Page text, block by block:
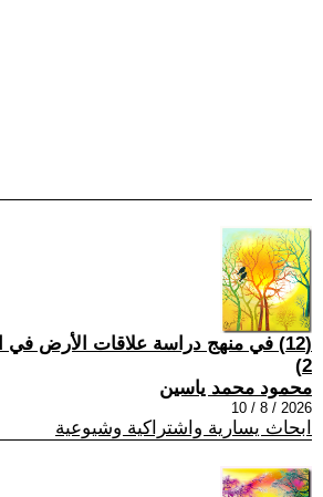
2)
محمود محمد ياسين
2026 / 8 / 10
ابحاث يسارية واشتراكية وشيوعية